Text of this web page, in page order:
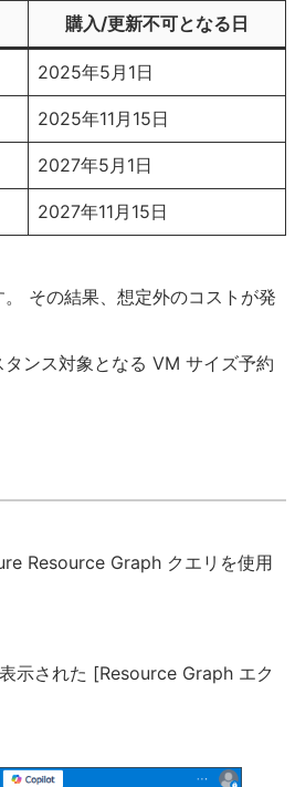
購入/更新不可となる日
2025年5月1日
2025年11月15日
2027年5月1日
2027年11月15日
その結果、想定外のコストが発
ンス対象となる VM サイズ予約
Resource Graph クエリを使用
示された [Resource Graph エク